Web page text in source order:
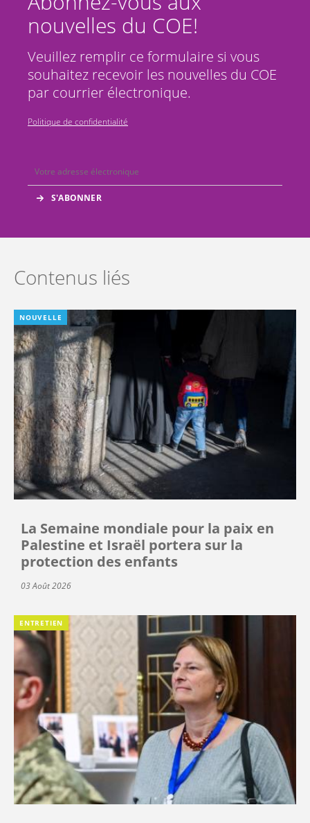
nouvelles du COE!
Veuillez remplir ce formulaire si vous
souhaitez recevoir les nouvelles du COE
par courrier électronique.
Politique de confidentialité
Contenus liés
NOUVELLE
La Semaine mondiale pour la paix en
Palestine et Israël portera sur la
protection des enfants
03 Août 2026
ENTRETIEN